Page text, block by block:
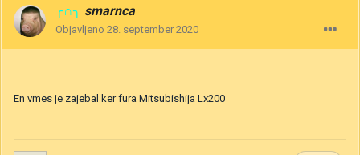
╭∩╮ smarnca
Objavljeno 28. september 2020
En vmes je zajebal ker fura Mitsubishija Lx200